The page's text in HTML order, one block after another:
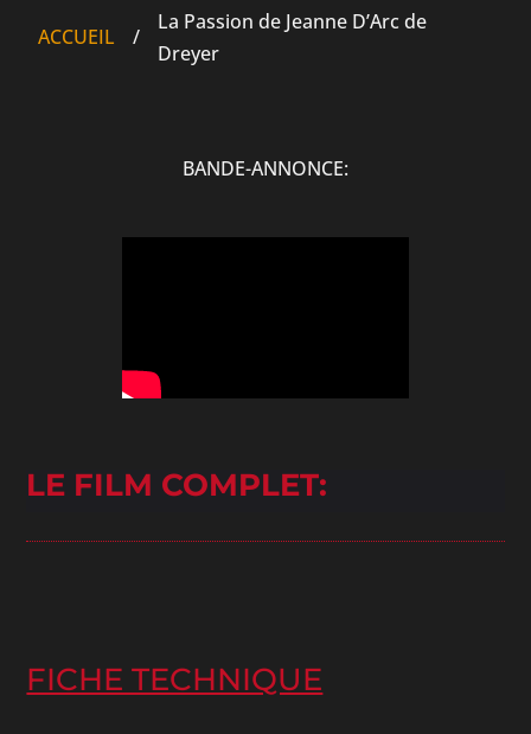
ACCUEIL /
La Passion de Jeanne D’Arc de
Dreyer
BANDE-ANNONCE:
LE FILM COMPLET:
FICHE TECHNIQUE